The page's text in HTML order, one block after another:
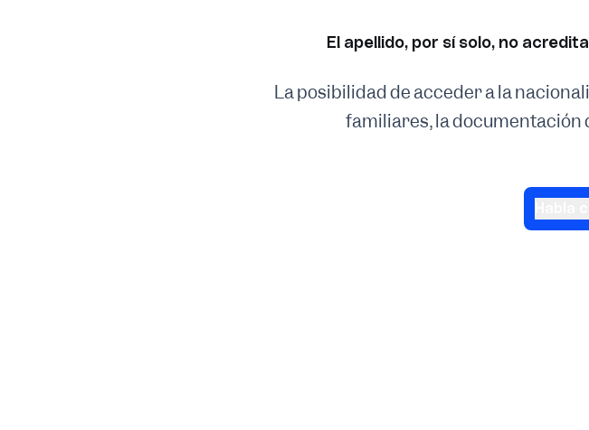
El apellido, por sí solo, no
La posibilidad de acceder a la
familiares, la documentación